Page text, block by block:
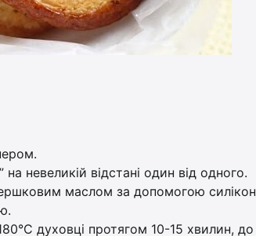
невеликій відстані один від одного.
маслом за допомогою
духовці протягом 10-15 хвилин,